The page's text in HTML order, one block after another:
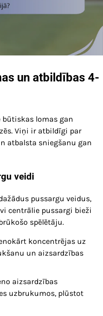
un atbildības 4-
lomas gan
Viņi ir atbildīgi par
atbalsta sniegšanu gan
veidi
pussargu veidus,
centrālie pussargi bieži
spēlētāju.
koncentrējas uz
un aizsardzības
aizsardzības
uzbrukumos, plūstot